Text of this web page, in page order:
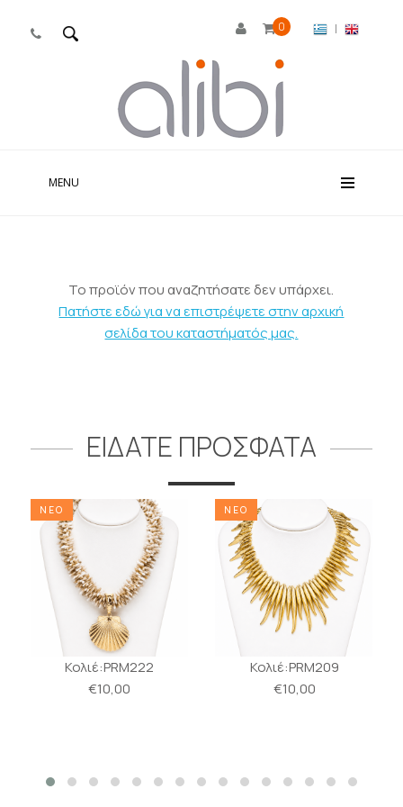
 0 |
MENU
Το προϊόν που αναζητήσατε δεν υπάρχει.
Πατήστε εδώ για να επιστρέψετε στην αρχική
σελίδα του καταστήματός μας.
ΕΙΔΑΤΕ ΠΡΟΣΦΑΤΑ
ΝΕΟ
Κολιέ:PRM222
€10,00
ΝΕΟ
Κολιέ:PRM209
€10,00